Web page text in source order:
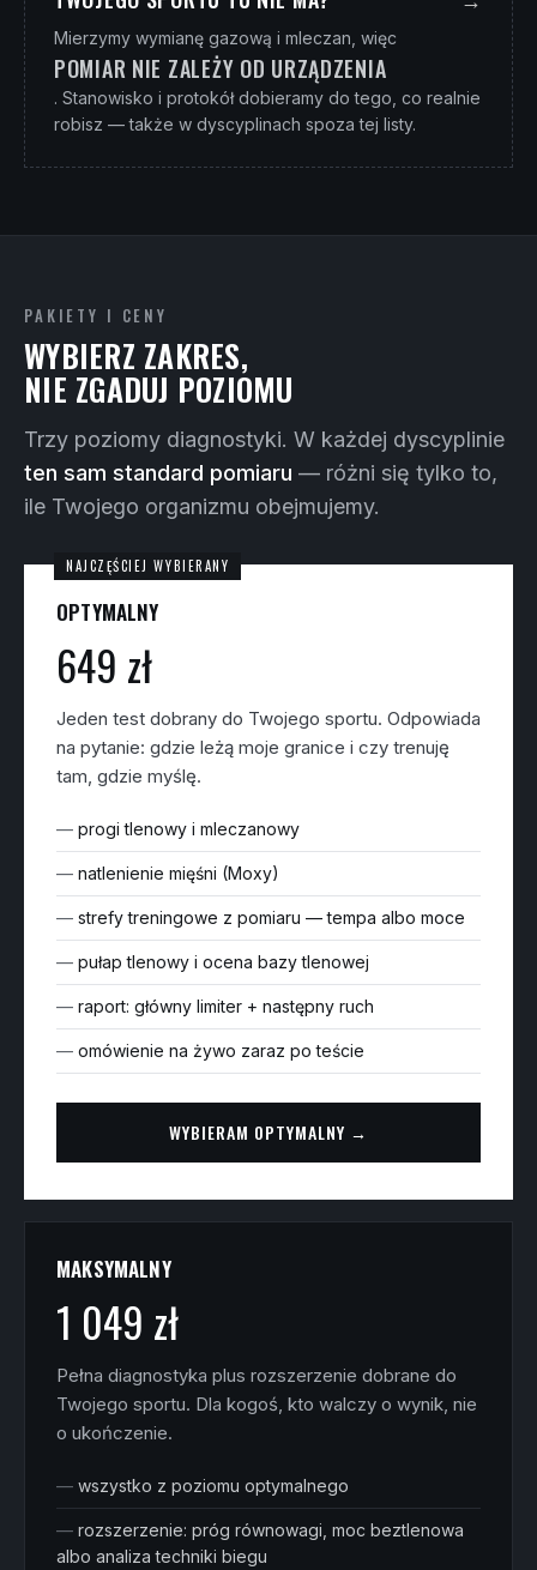
Mierzymy wymianę gazową i mleczan, więc
POMIAR NIE ZALEŻY OD URZĄDZENIA
. Stanowisko i protokół dobieramy do tego, co realnie
robisz — także w dyscyplinach spoza tej listy.
PAKIETY I CENY
WYBIERZ ZAKRES,
NIE ZGADUJ POZIOMU
Trzy poziomy diagnostyki. W każdej dyscyplinie
ten sam standard pomiaru — różni się tylko to,
ile Twojego organizmu obejmujemy.
OPTYMALNY
649 zł
Jeden test dobrany do Twojego sportu. Odpowiada
na pytanie: gdzie leżą moje granice i czy trenuję
tam, gdzie myślę.
progi tlenowy i mleczanowy
natlenienie mięśni (Moxy)
strefy treningowe z pomiaru — tempa albo moce
pułap tlenowy i ocena bazy tlenowej
raport: główny limiter + następny ruch
omówienie na żywo zaraz po teście
WYBIERAM OPTYMALNY →
MAKSYMALNY
1 049 zł
Pełna diagnostyka plus rozszerzenie dobrane do
Twojego sportu. Dla kogoś, kto walczy o wynik, nie
o ukończenie.
wszystko z poziomu optymalnego
rozszerzenie: próg równowagi, moc beztlenowa
albo analiza techniki biegu